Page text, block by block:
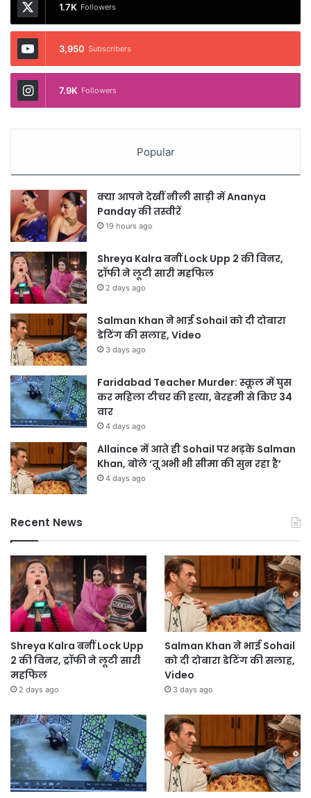
1.7K Followers
3,950 Subscribers
7.9K Followers
Popular
क्या आपने देखीं नीली साड़ी में Ananya
Panday की तस्वीरें
19 hours ago
Shreya Kalra बनीं Lock Upp 2 की विनर,
ट्रॉफी ने लूटी सारी महफिल
2 days ago
Salman Khan ने भाई Sohail को दी दोबारा
डेटिंग की सलाह, Video
3 days ago
Faridabad Teacher Murder: स्कूल में घुस
कर महिला टीचर की हत्या, बेरहमी से किए 34
वार
4 days ago
Allaince में आते ही Sohail पर भड़के Salman
Khan, बोले ‘तू अभी भी सीमा की सुन रहा है’
4 days ago
Recent News
Shreya Kalra बनीं Lock Upp
2 की विनर, ट्रॉफी ने लूटी सारी
महफिल
2 days ago
Salman Khan ने भाई Sohail
को दी दोबारा डेटिंग की सलाह,
Video
3 days ago